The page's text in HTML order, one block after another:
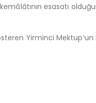
esasatı
Yirminci Mektup’un